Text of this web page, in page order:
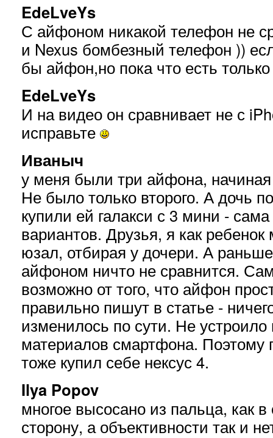
EdeLveYs
С айфоном никакой телефон не
и Nexus бомбезный телефон ))
бы айфон,но пока что есть только
EdeLveYs
И на видео он сравнивает не с
исправьте
Иваныч
у меня были три айфона, начиная
Не было только второго. А дочь
купили ей галакси с 3 мини -
вариантов. Друзья, я как
юзал, отбирая у дочери. А
айфоном ничто не сравнится.
возможно от того, что айфон
правильно пишут в статье -
изменилось по сути. Не устроило
материалов смартфона. Поэтому
тоже купил себе нексус 4.
Ilya Popov
многое высосано из пальца, как
сторону, а объективности так и